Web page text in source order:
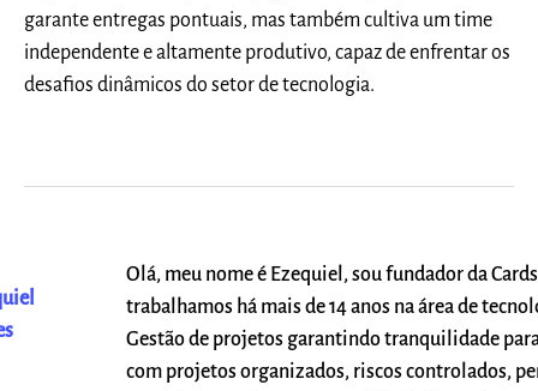
garante entregas pontuais, mas também cultiva um time
independente e altamente produtivo, capaz de enfrentar os
desafios dinâmicos do setor de tecnologia.
Olá, meu nome é Ezequiel, sou fundador da
trabalhamos há mais de 14 anos na área de
Gestão de projetos garantindo tranquilidade
com projetos organizados, riscos controlados,